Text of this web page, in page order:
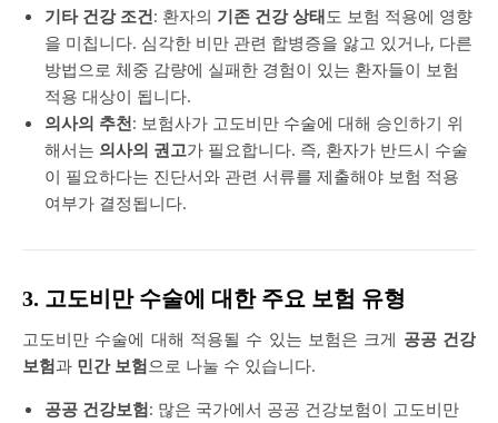
기타 건강 조건: 환자의 기존 건강 상태도 보험 적용에 영향
을 미칩니다. 심각한 비만 관련 합병증을 앓고 있거나, 다른
방법으로 체중 감량에 실패한 경험이 있는 환자들이 보험
적용 대상이 됩니다.
의사의 추천: 보험사가 고도비만 수술에 대해 승인하기 위
해서는 의사의 권고가 필요합니다. 즉, 환자가 반드시 수술
이 필요하다는 진단서와 관련 서류를 제출해야 보험 적용
여부가 결정됩니다.
3. 고도비만 수술에 대한 주요 보험 유형
고도비만 수술에 대해 적용될 수 있는 보험은 크게 공공 건강
보험과 민간 보험으로 나눌 수 있습니다.
공공 건강보험: 많은 국가에서 공공 건강보험이 고도비만